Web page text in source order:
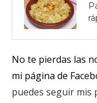
No te pierdas las
mi página de
puedes seguir mis